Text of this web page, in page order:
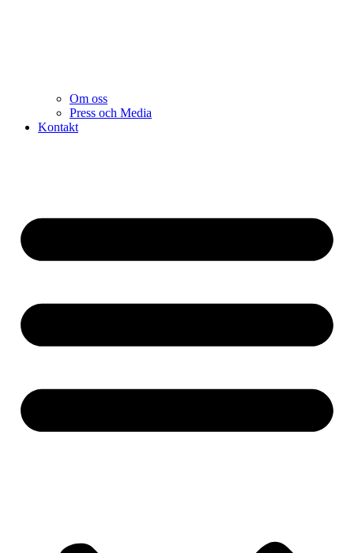
Om oss
Press och Media
Kontakt